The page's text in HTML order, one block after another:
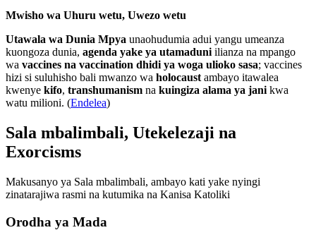
Mwisho wa Uhuru wetu, Uwezo wetu
Utawala wa Dunia Mpya unaohudumia adui yangu umeanza
kuongoza dunia, agenda yake ya utamaduni ilianza na mpango
wa vaccines na vaccination dhidi ya woga ulioko sasa; vaccines
hizi si suluhisho bali mwanzo wa holocaust ambayo itawalea
kwenye kifo, transhumanism na kuingiza alama ya jani kwa
watu milioni. (Endelea)
Sala mbalimbali, Utekelezaji na
Exorcisms
Makusanyo ya Sala mbalimbali, ambayo kati yake nyingi
zinatarajiwa rasmi na kutumika na Kanisa Katoliki
Orodha ya Mada